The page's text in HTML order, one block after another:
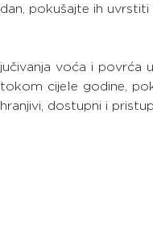
dan, pokušajte ih
jučivanja voća i povrća
tokom cijele godine,
hranjivi, dostupni i